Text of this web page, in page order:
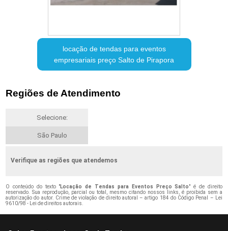
locação de tendas para eventos
empresariais preço Salto de Pirapora
Regiões de Atendimento
Selecione:
São Paulo
Verifique as regiões que atendemos
O conteúdo do texto "Locação de Tendas para Eventos Preço Salto" é de direito
reservado. Sua reprodução, parcial ou total, mesmo citando nossos links, é proibida sem a
autorização do autor. Crime de violação de direito autoral – artigo 184 do Código Penal – Lei
9610/98 - Lei de direitos autorais.